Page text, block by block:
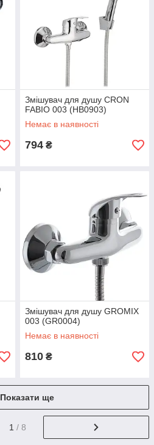
Змішувач для душу CRON
FABIO 003 (HB0903)
Немає в наявності
794 ₴
Змішувач для душу GROMIX
003 (GR0004)
Немає в наявності
810 ₴
Показати ще
1 / 8